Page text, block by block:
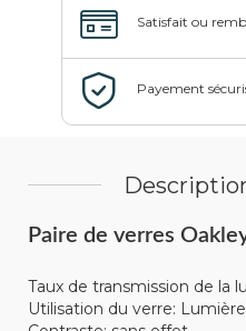
Paire de verres
Taux de transmission de la
Utilisation du verre: